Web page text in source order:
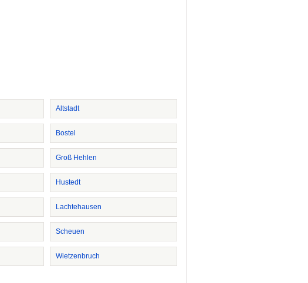
Altstadt
Bostel
Groß Hehlen
Hustedt
Lachtehausen
Scheuen
Wietzenbruch